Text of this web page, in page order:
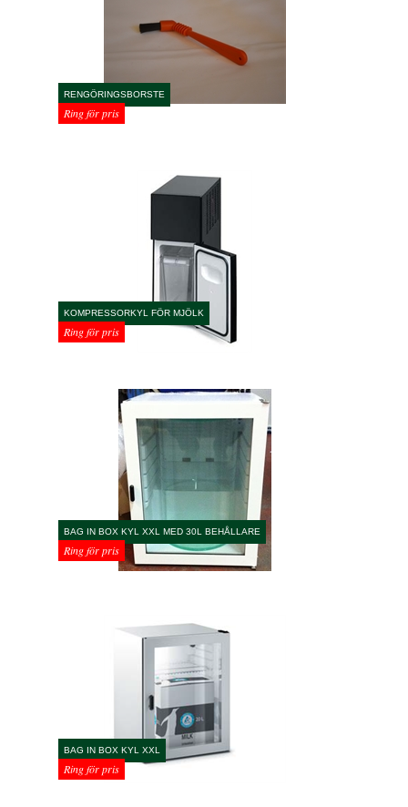
RENGÖRINGSBORSTE
Ring för pris
KOMPRESSORKYL FÖR MJÖLK
Ring för pris
BAG IN BOX KYL XXL MED 30L BEHÅLLARE
Ring för pris
BAG IN BOX KYL XXL
Ring för pris